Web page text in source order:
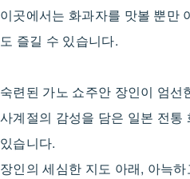
이곳에서는 화과자를 맛볼 뿐만
도 즐길 수 있습니다.
숙련된 가노 쇼주안 장인이 엄선
사계절의 감성을 담은 일본 전통
있습니다.
장인의 세심한 지도 아래, 아늑